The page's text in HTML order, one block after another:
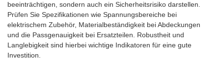
beeinträchtigen, sondern auch ein Sicherheitsrisiko darstellen.
Prüfen Sie Spezifikationen wie Spannungsbereiche bei
elektrischem Zubehör, Materialbeständigkeit bei Abdeckungen
und die Passgenauigkeit bei Ersatzteilen. Robustheit und
Langlebigkeit sind hierbei wichtige Indikatoren für eine gute
Investition.